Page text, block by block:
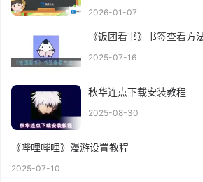
2026-01-07
《饭团看书》书签查看方
2025-07-16
秋华连点下载安装教程
2025-08-30
《哔哩哔哩》漫游设置教程
2025-07-10